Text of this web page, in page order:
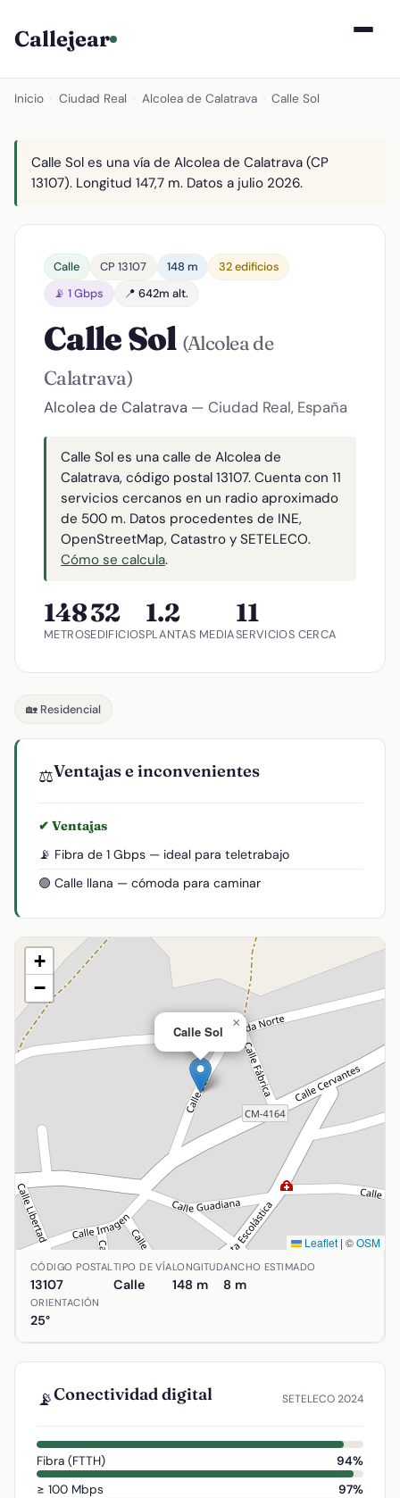
Callejear
Inicio Ciudad Real Alcolea de Calatrava Calle Sol
Calle Sol es una vía de Alcolea de Calatrava (CP
13107). Longitud 147,7 m. Datos a julio 2026.
Calle CP 13107 148 m
32 edificios
📡 1 Gbps
📍 642m alt.
Calle Sol (Alcolea de
Calatrava)
Alcolea de Calatrava — Ciudad Real, España
Calle Sol es una calle de Alcolea de
Calatrava, código postal 13107. Cuenta con 11
servicios cercanos en un radio aproximado
de 500 m. Datos procedentes de INE,
OpenStreetMap, Catastro y SETELECO.
Cómo se calcula.
148
METROS
32
EDIFICIOS
1.2
PLANTAS MEDIA
11
SERVICIOS CERCA
🏡 Residencial
⚖️Ventajas e inconvenientes
✔ Ventajas
📡 Fibra de 1 Gbps — ideal para teletrabajo
🟢 Calle llana — cómoda para caminar
Calle Sol
×
+
−
Leaflet | ©OSM
Ubicación de Calle Sol en Alcolea de Calatrava, Ciudad
CÓDIGO POSTAL
13107
TIPO DE VÍA
Calle
LONGITUD
148 m
ANCHO ESTIMADO
8 m
ORIENTACIÓN
25°
📡Conectividad digital SETELECO 2024
Fibra (FTTH)
94%
≥ 100 Mbps
97%